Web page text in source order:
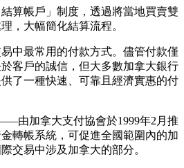
算帳戶」制度，透過將當地買賣雙
，大幅簡化結算流程。
中最常用的付款方式。儘管付款僅
客戶的誠信，但大多數加拿大銀行
了一種快速、可靠且經濟實惠的付
由加拿大支付協會於1999年2月推
轉帳系統，可促進全國範圍內的加
交易中涉及加拿大的部分。